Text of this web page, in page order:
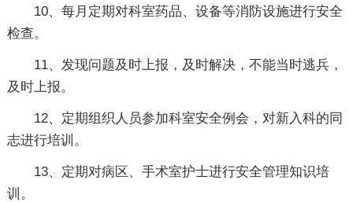
10、每月定期对科室药品、设备等消防设施进行安全
检查。
11、发现问题及时上报，及时解决，不能当时逃兵，
及时上报。
12、定期组织人员参加科室安全例会，对新入科的同
志进行培训。
13、定期对病区、手术室护士进行安全管理知识培
训。